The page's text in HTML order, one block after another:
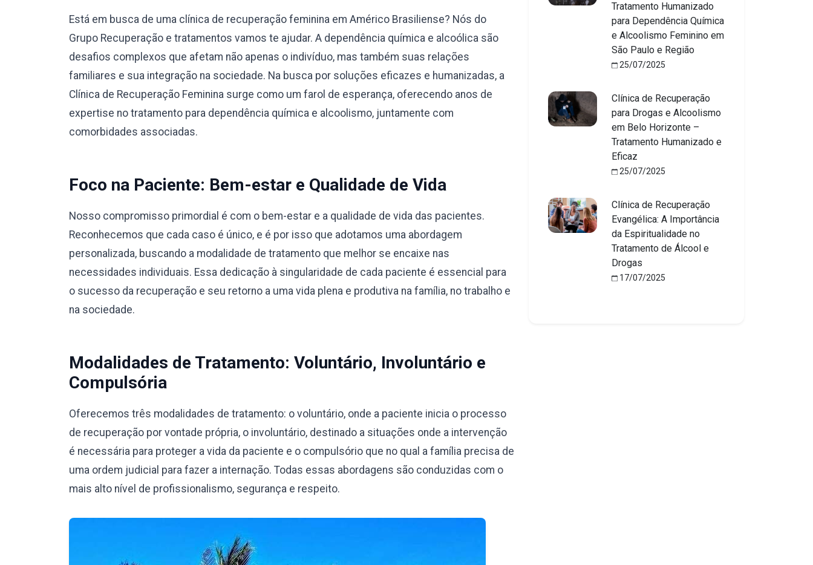
Está em busca de uma clínica de recuperação feminina em Américo Brasiliense? Nós do
Grupo Recuperação e tratamentos vamos te ajudar. A dependência química e alcoólica são
desafios complexos que afetam não apenas o indivíduo, mas também suas relações
familiares e sua integração na sociedade. Na busca por soluções eficazes e humanizadas, a
Clínica de Recuperação Feminina surge como um farol de esperança, oferecendo anos de
expertise no tratamento para dependência química e alcoolismo, juntamente com
comorbidades associadas.
Foco na Paciente: Bem-estar e Qualidade de Vida
Nosso compromisso primordial é com o bem-estar e a qualidade de vida das pacientes.
Reconhecemos que cada caso é único, e é por isso que adotamos uma abordagem
personalizada, buscando a modalidade de tratamento que melhor se encaixe nas
necessidades individuais. Essa dedicação à singularidade de cada paciente é essencial para
o sucesso da recuperação e seu retorno a uma vida plena e produtiva na família, no trabalho e
na sociedade.
Modalidades de Tratamento: Voluntário, Involuntário e
Compulsória
Oferecemos três modalidades de tratamento: o voluntário, onde a paciente inicia o processo
de recuperação por vontade própria, o involuntário, destinado a situações onde a intervenção
é necessária para proteger a vida da paciente e o compulsório que no qual a família precisa de
uma ordem judicial para fazer a internação. Todas essas abordagens são conduzidas com o
mais alto nível de profissionalismo, segurança e respeito.
Tratamento Humanizado
para Dependência Química
e Alcoolismo Feminino em
São Paulo e Região
25/07/2025
Clínica de Recuperação
para Drogas e Alcoolismo
em Belo Horizonte –
Tratamento Humanizado e
Eficaz
25/07/2025
Clínica de Recuperação
Evangélica: A Importância
da Espiritualidade no
Tratamento de Álcool e
Drogas
17/07/2025